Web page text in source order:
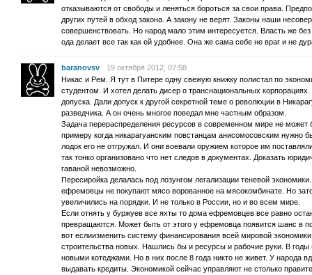
отказываются от свободы и леняться бороться за свои права.
других путей в обход закона. А закону не верят. Законы наши
совершенствовать. Но народ мало этим интересуется. Власть же без
ода делает все так как ей удобнее. Она же сама себе не враг и не
baranovsv
19 октября 2012, 07:58
Никас и Рем. Я тут в Питере одну свежую книжку полистал по
студентом. И хотел делать дисер о транснациональных
допуска. Дали допуск к другой секретной теме о революции в
разведчика. А он очень многое поведал мне частным образом.
Задача перераспределения ресурсов в современном мире не
примеру когда никарагуанским повстанцам анисомосовским нужно
лодок его не отгружал. И они воевали оружием которое им
так тонко организовано что нет следов в документах. Доказать
гаваной невозможно.
Пересиройка делалась под лозунгом легализации теневой
ефремовцы не покупают мясо ворованное на мясокомбинате. Но
увеличились на порядки. И не только в России, но и во всем мире.
Если отнять у буржуев все яхты то дома ефремовцев все равно
превращаются. Может быть от этого у ефремовца появится шанс в
вот еслиизменить систему финансирования всей мировой
строительства новых. Нашлись бы и ресурсы и рабочие руки. В
новыми котеджами. Но в них после 8 года никто не живет. У народа
выдавать кредиты. Экономикой сейчас управляют не столько